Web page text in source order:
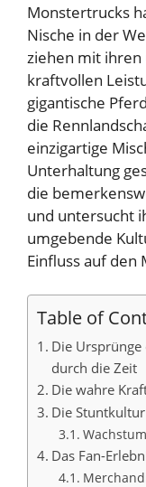
Monstertrucks
Nische in der
ziehen mit
kraftvollen
gigantische
die
einzigartige
Unterhaltung
die
und untersucht
umgebende
Einfluss auf den
Table of
Die Ursprünge
durch die Zeit
Die wahre
Die
Das Fan-